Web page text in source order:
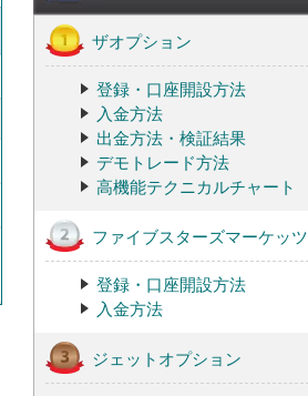
ザオプション
登録・口座開設方法
入金方法
出金方法・検証結果
デモトレード方法
高機能テクニカルチャート
ファイブスターズマーケッツ
登録・口座開設方法
入金方法
ジェットオプション